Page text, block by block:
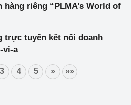
riêng “PLMA’s World of
trực tuyến kết nối doanh
vi-a
3 4 5 » »»